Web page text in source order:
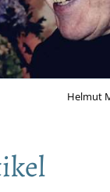
Helmut